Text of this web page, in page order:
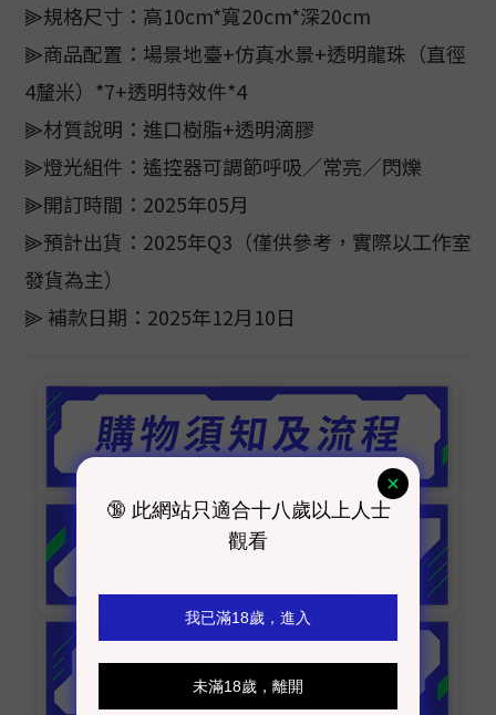
⫸規格尺寸：高10cm*寬20cm*深20cm
⫸商品配置：場景地臺+仿真水景+透明龍珠（直徑
4釐米）*7+透明特效件*4
⫸材質說明：進口樹脂+透明滴膠
⫸燈光組件：遙控器可調節呼吸／常亮／閃爍
⫸開訂時間：2025年05月
⫸預計出貨：2025年Q3（僅供參考，實際以工作室
發貨為主）
⫸ 補款日期：2025年12月10日